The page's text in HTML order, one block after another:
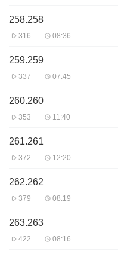
258.258
316 08:36
259.259
337 07:45
260.260
353 11:40
261.261
372 12:20
262.262
379 08:19
263.263
422 08:16